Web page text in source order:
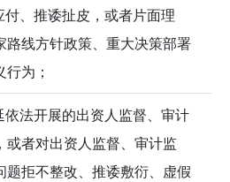
、推诿扯皮，或者片面理
路线方针政策、重大决策部署
为；
法开展的出资人监督、审计
或者对出资人监督、审计监
题拒不整改、推诿敷衍、虚假